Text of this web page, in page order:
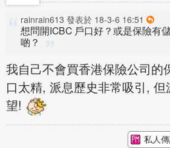
rainrain613 發表於 18-3-6 16:51
想問開ICBC 戶口好？或是保險有
啲？
我自己不會買香港保險公司的
口太精, 派息歷史非常吸引,
望!
私人